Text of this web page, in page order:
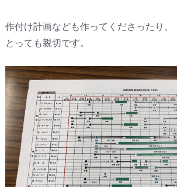
作付け計画なども作ってくださったり、
とっても親切です。